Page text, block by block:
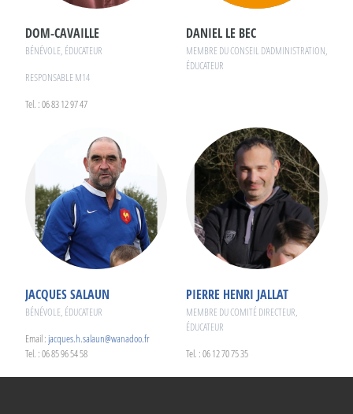
DOM-CAVAILLE
BÉNÉVOLE, ÉDUCATEUR
RESPONSABLE M14
Tel. : 06 83 12 97 47
DANIEL LE BEC
MEMBRE DU CONSEIL D'ADMINISTRATION,
ÉDUCATEUR
JACQUES SALAUN
BÉNÉVOLE, ÉDUCATEUR
Email : jacques.h.salaun@wanadoo.fr
Tel. : 06 85 96 54 58
PIERRE HENRI JALLAT
MEMBRE DU COMITÉ DIRECTEUR,
ÉDUCATEUR
Tel. : 06 12 70 75 35